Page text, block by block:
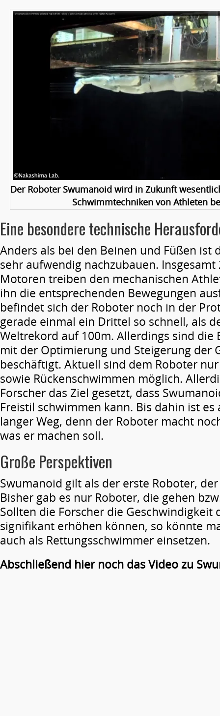
Der Roboter Swumanoid wird in Zukunft
Schwimmtechniken von Athleten
Eine besondere technische
Anders als bei den Beinen und Füßen ist
sehr aufwendig nachzubauen.
Motoren treiben den mechanischen
ihn die entsprechenden Bewegungen
befindet sich der Roboter noch in der
gerade einmal ein Drittel so schnell, als
Weltrekord auf 100m. Allerdings sind die
mit der Optimierung und Steigerung der
beschäftigt. Aktuell sind dem Roboter
sowie Rückenschwimmen möglich.
Forscher das Ziel gesetzt, dass
Freistil schwimmen kann. Bis dahin ist
langer Weg, denn der Roboter macht
was er machen soll.
Große Perspektiven
Swumanoid gilt als der erste Roboter,
Bisher gab es nur Roboter, die gehen
Sollten die Forscher die Geschwindigkeit
signifikant erhöhen können, so könnte
auch als Rettungsschwimmer einsetzen.
Abschließend hier noch das Video zu